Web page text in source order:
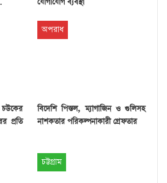
যোগাযোগ ব্যবস্থা
প্রতি
অপরাধ
বিদেশি পিস্তল, ম্যাগাজিন ও গুলিসহ
নাশকতার পরিকল্পনাকারী গ্রেফতার
চট্টগ্রাম